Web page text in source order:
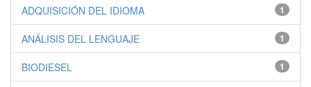
1
ADQUISICIÓN DEL IDIOMA
1
ANÁLISIS DEL LENGUAJE
1
BIODIESEL